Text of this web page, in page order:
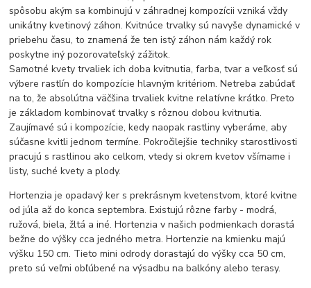
spôsobu akým sa kombinujú v záhradnej kompozícii vzniká vždy
unikátny kvetinový záhon. Kvitnúce trvalky sú navyše dynamické v
priebehu času, to znamená že ten istý záhon nám každý rok
poskytne iný pozorovateľský zážitok.
Samotné kvety trvaliek ich doba kvitnutia, farba, tvar a veľkosť sú
výbere rastlín do kompozície hlavným kritériom. Netreba zabúdať
na to, že absolútna väčšina trvaliek kvitne relatívne krátko. Preto
je základom kombinovať trvalky s rôznou dobou kvitnutia.
Zaujímavé sú i kompozície, kedy naopak rastliny vyberáme, aby
súčasne kvitli jednom termíne. Pokročilejšie techniky starostlivosti
pracujú s rastlinou ako celkom, vtedy si okrem kvetov všímame i
listy, suché kvety a plody.
Hortenzia je opadavý ker s prekrásnym kvetenstvom, ktoré kvitne
od júla až do konca septembra. Existujú rôzne farby - modrá,
ružová, biela, žltá a iné. Hortenzia v našich podmienkach dorastá
bežne do výšky cca jedného metra. Hortenzie na kmienku majú
výšku 150 cm. Tieto mini odrody dorastajú do výšky cca 50 cm,
preto sú veľmi obľúbené na výsadbu na balkóny alebo terasy.